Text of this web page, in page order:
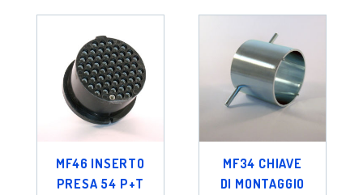
MF46 INSERTO
PRESA 54 P+T
MF34 CHIAVE
DI MONTAGGIO